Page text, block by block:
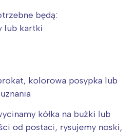
będą:
lub kartki
kolorowa posypka lub
kółka na buźki lub
od postaci, rysujemy noski,